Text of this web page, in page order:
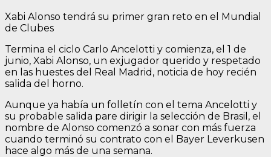
Xabi Alonso tendrá su primer gran reto en el Mundial
de Clubes
Termina el ciclo Carlo Ancelotti y comienza, el 1 de
junio, Xabi Alonso, un exjugador querido y respetado
en las huestes del Real Madrid, noticia de hoy recién
salida del horno.
Aunque ya había un folletín con el tema Ancelotti y
su probable salida pare dirigir la selección de Brasil, el
nombre de Alonso comenzó a sonar con más fuerza
cuando terminó su contrato con el Bayer Leverkusen
hace algo más de una semana.